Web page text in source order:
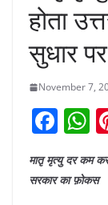
होता
सुधार
November 7,
F
c
मातृ मृत्यु दर कम
सरकार का फ़ोकस